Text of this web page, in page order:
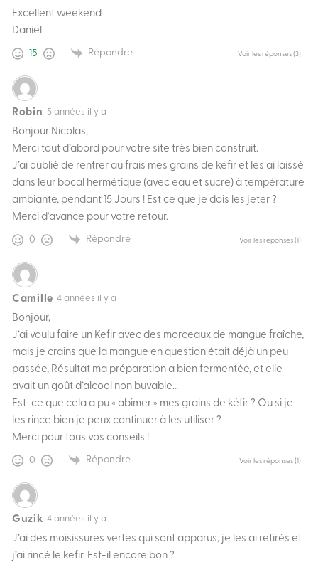
Excellent weekend
Daniel
15 Répondre Voir les réponses(3)
Robin 5 années il y a
Bonjour Nicolas,
Merci tout d’abord pour votre site très bien construit.
J’ai oublié de rentrer au frais mes grains de kéfir et les ai laissé
dans leur bocal hermétique (avec eau et sucre) à température
ambiante, pendant 15 Jours ! Est ce que je dois les jeter ?
Merci d’avance pour votre retour.
0 Répondre Voir les réponses(1)
Camille 4 années il y a
Bonjour,
J’ai voulu faire un Kefir avec des morceaux de mangue fraîche,
mais je crains que la mangue en question était déjà un peu
passée, Résultat ma préparation a bien fermentée, et elle
avait un goût d’alcool non buvable…
Est-ce que cela a pu « abimer » mes grains de kéfir ? Ou si je
les rince bien je peux continuer à les utiliser ?
Merci pour tous vos conseils !
0 Répondre Voir les réponses(1)
Guzik 4 années il y a
J’ai des moisissures vertes qui sont apparus, je les ai retirés et
j’ai rincé le kefir. Est-il encore bon ?